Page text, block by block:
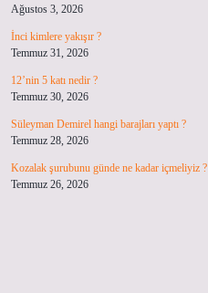
Ağustos 3, 2026
İnci kimlere yakışır ?
Temmuz 31, 2026
12’nin 5 katı nedir ?
Temmuz 30, 2026
Süleyman Demirel hangi barajları yaptı ?
Temmuz 28, 2026
Kozalak şurubunu günde ne kadar içmeliyiz ?
Temmuz 26, 2026